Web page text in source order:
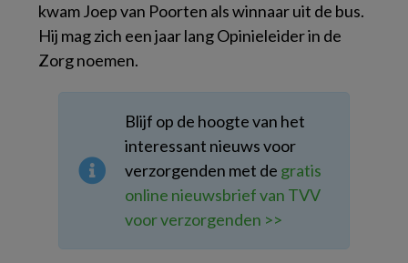
kwam Joep van Poorten als winnaar uit de bus.
Hij mag zich een jaar lang Opinieleider in de
Zorg noemen.
Blijf op de hoogte van het
interessant nieuws voor
verzorgenden met de gratis
online nieuwsbrief van TVV
voor verzorgenden >>